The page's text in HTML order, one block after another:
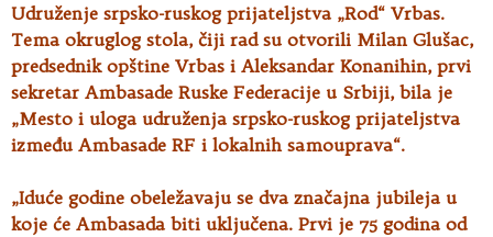
Udruženje srpsko-ruskog prijateljstva „Rod“ Vrbas.
Tema okruglog stola, čiji rad su otvorili Milan Glušac,
predsednik opštine Vrbas i Aleksandar Konanihin, prvi
sekretar Ambasade Ruske Federacije u Srbiji, bila je
„Mesto i uloga udruženja srpsko-ruskog prijateljstva
između Ambasade RF i lokalnih samouprava“.
„Iduće godine obeležavaju se dva značajna jubileja u
koje će Ambasada biti uključena. Prvi je 75 godina od